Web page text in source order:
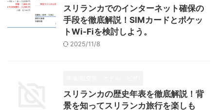
スリランカでのインターネット確保の
手段を徹底解説！SIMカードとポケッ
トWi-Fiを検討しよう。
2025/11/8
スリランカの歴史年表を徹底解説！背
景を知ってスリランカ旅行を楽しも